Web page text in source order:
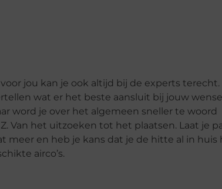
jou kan je ook altijd bij de experts terecht.
wat er het beste aansluit bij jouw
word je over het algemeen sneller te woord
Van het uitzoeken tot het plaatsen. Laat je
meer en heb je kans dat je de hitte al in huis
airco’s.